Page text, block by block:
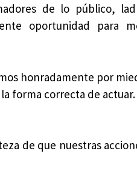
de lo público,
oportunidad para
honradamente por
forma correcta de actuar.
de que nuestras